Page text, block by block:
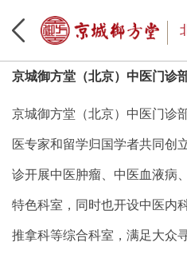
京城御方堂（北京）中医门诊
京城御方堂（北京）中医门诊
医专家和留学归国学者共同创
诊开展中医肿瘤、中医血液病
特色科室，同时也开设中医内
推拿科等综合科室，满足大众